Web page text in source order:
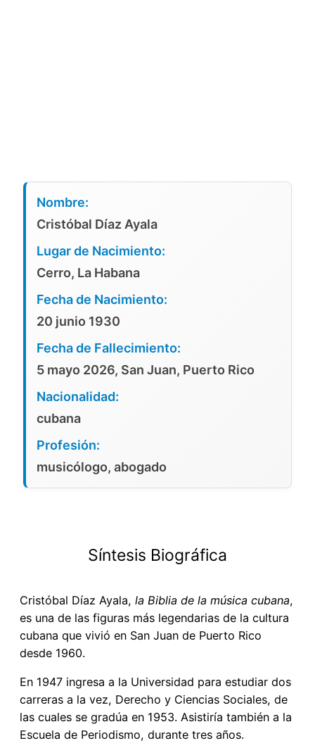
Nombre:
Cristóbal Díaz Ayala
Lugar de Nacimiento:
Cerro, La Habana
Fecha de Nacimiento:
20 junio 1930
Fecha de Fallecimiento:
5 mayo 2026, San Juan, Puerto Rico
Nacionalidad:
cubana
Profesión:
musicólogo, abogado
Síntesis Biográfica
Cristóbal Díaz Ayala, la Biblia de la música cubana,
es una de las figuras más legendarias de la cultura
cubana que vivió en San Juan de Puerto Rico
desde 1960.
En 1947 ingresa a la Universidad para estudiar dos
carreras a la vez, Derecho y Ciencias Sociales, de
las cuales se gradúa en 1953. Asistiría también a la
Escuela de Periodismo, durante tres años.